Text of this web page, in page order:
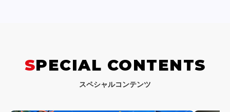
SPECIAL CONTENTS
スペシャルコンテンツ